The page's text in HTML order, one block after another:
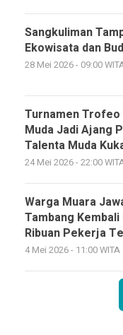
Sangkuliman
Ekowisata dan
28 Mei 2026 - 09:00
Turnamen Trofeo
Muda Jadi Ajang
Talenta Muda
24 Mei 2026 - 22:00
Warga Muara
Tambang
Ribuan Pekerja
4 Mei 2026 - 11:00 WITA